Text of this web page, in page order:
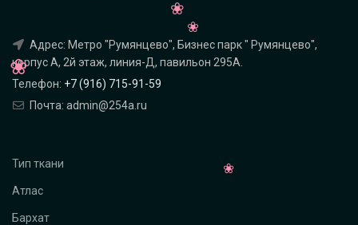
Адрес: Метро "Румянцево", Бизнес парк " Румянцево",
корпус А, 2й этаж, линия-Д, павильон 295A.
Телефон: +7 (916) 715-91-59
Почта: admin@254a.ru
Тип ткани
Атлас
Бархат